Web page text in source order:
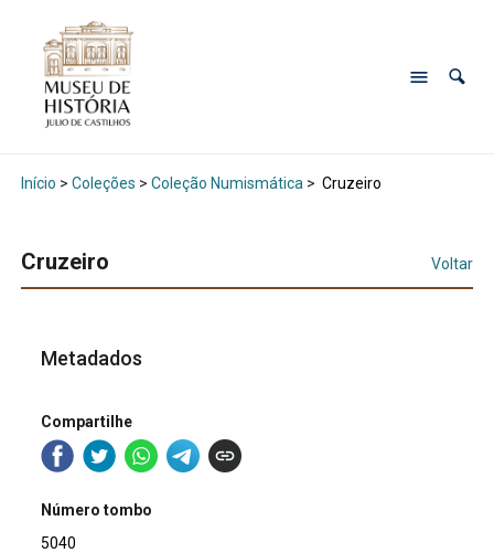
Início > Coleções > Coleção Numismática > Cruzeiro
Cruzeiro Voltar
Metadados
Compartilhe
Número tombo
5040